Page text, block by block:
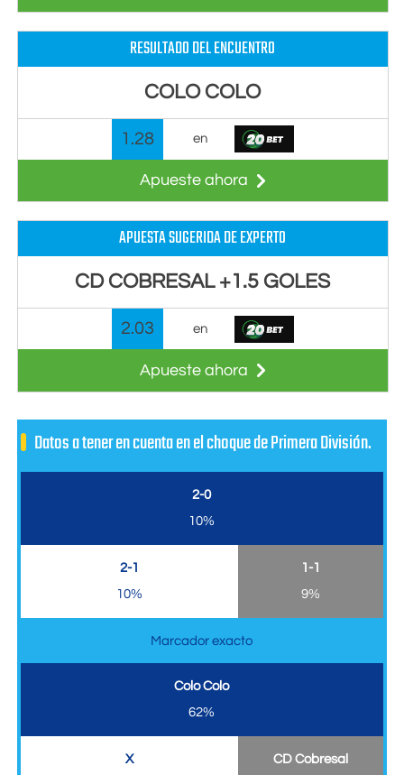
RESULTADO DEL ENCUENTRO
COLO COLO
1.28 en
Apueste ahora
APUESTA SUGERIDA DE EXPERTO
CD COBRESAL +1.5 GOLES
2.03 en
Apueste ahora
Datos a tener en cuenta en el choque de Primera División.
2-0
10%
2-1
10%
1-1
9%
Marcador exacto
Colo Colo
62%
X CD Cobresal